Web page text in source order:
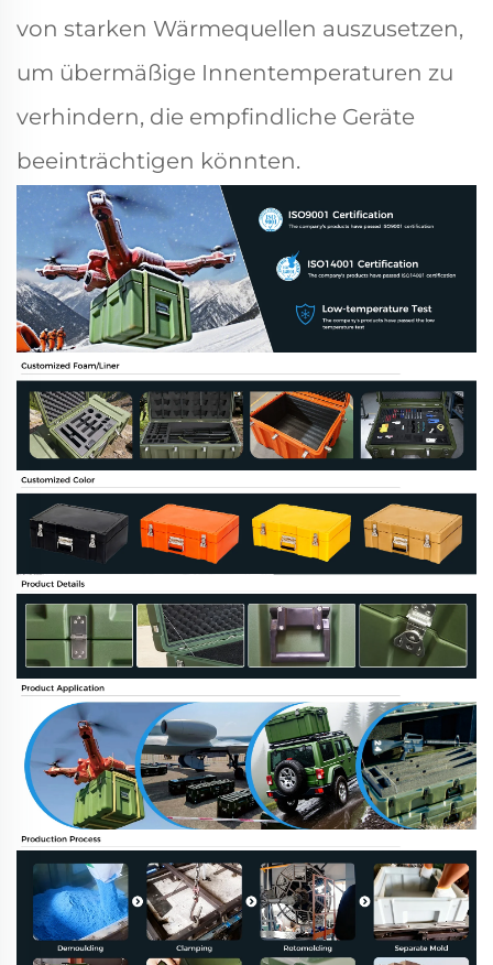
von starken Wärmequellen auszusetzen,
um übermäßige Innentemperaturen zu
verhindern, die empfindliche Geräte
beeinträchtigen könnten.